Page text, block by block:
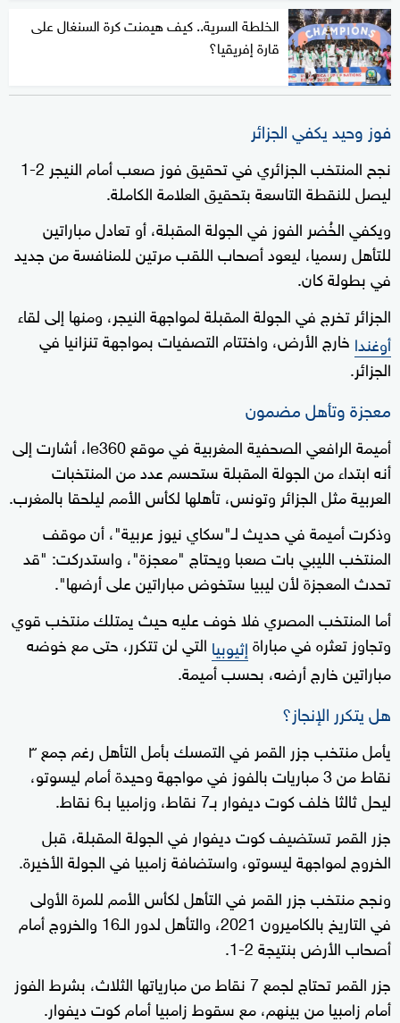
الخلطة السرية.. كيف هيمنت كرة السنغال على
قارة إفريقيا؟
فوز وحيد يكفي الجزائر
نجح المنتخب الجزائري في تحقيق فوز صعب أمام النيجر 2-1
ليصل للنقطة التاسعة بتحقيق العلامة الكاملة.
ويكفي الخُضر الفوز في الجولة المقبلة، أو تعادل مباراتين
للتأهل رسميا، ليعود أصحاب اللقب مرتين للمنافسة من جديد
في بطولة كان.
الجزائر تخرج في الجولة المقبلة لمواجهة النيجر، ومنها إلى لقاء
أوغندا خارج الأرض، واختتام التصفيات بمواجهة تنزانيا في
الجزائر.
معجزة وتأهل مضمون
أميمة الرافعي الصحفية المغربية في موقع le360، أشارت إلى
أنه ابتداء من الجولة المقبلة ستحسم عدد من المنتخبات
العربية مثل الجزائر وتونس، تأهلها لكأس الأمم ليلحقا بالمغرب.
وذكرت أميمة في حديث لـ"سكاي نيوز عربية"، أن موقف
المنتخب الليبي بات صعبا ويحتاج "معجزة"، واستدركت: "قد
تحدث المعجزة لأن ليبيا ستخوض مباراتين على أرضها".
أما المنتخب المصري فلا خوف عليه حيث يمتلك منتخب قوي
وتجاوز تعثره في مباراةإثيوبيا التي لن تتكرر، حتى مع خوضه
مباراتين خارج أرضه، بحسب أميمة.
هل يتكرر الإنجاز؟
يأمل منتخب جزر القمر في التمسك بأمل التأهل رغم جمع ٣
نقاط من 3 مباريات بالفوز في مواجهة وحيدة أمام ليسوتو،
ليحل ثالثا خلف كوت ديفوار بـ7 نقاط، وزامبيا بـ6 نقاط.
جزر القمر تستضيف كوت ديفوار في الجولة المقبلة، قبل
الخروج لمواجهة ليسوتو، واستضافة زامبيا في الجولة الأخيرة.
ونجح منتخب جزر القمر في التأهل لكأس الأمم للمرة الأولى
في التاريخ بالكاميرون 2021، والتأهل لدور الـ16 والخروج أمام
أصحاب الأرض بنتيجة 2-1.
جزر القمر تحتاج لجمع 7 نقاط من مبارياتها الثلاث، بشرط الفوز
أمام زامبيا من بينهم، مع سقوط زامبيا أمام كوت ديفوار.